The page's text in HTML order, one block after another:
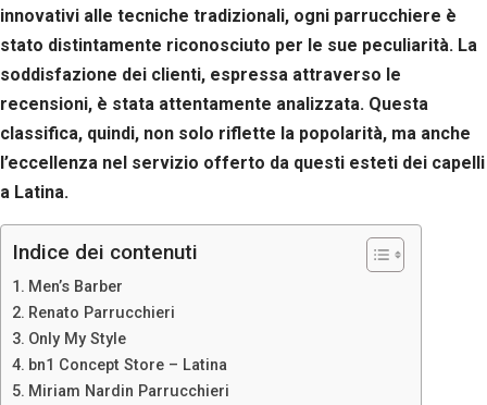
innovativi alle tecniche tradizionali, ogni parrucchiere è
stato distintamente riconosciuto per le sue peculiarità. La
soddisfazione dei clienti, espressa attraverso le
recensioni, è stata attentamente analizzata. Questa
classifica, quindi, non solo riflette la popolarità, ma anche
l’eccellenza nel servizio offerto da questi esteti dei capelli
a Latina.
Indice dei contenuti
Men’s Barber
Renato Parrucchieri
Only My Style
bn1 Concept Store – Latina
Miriam Nardin Parrucchieri
Se rifiuti
cookie,
alcune
funzioni del
sito non
saranno
disponibili.
Marketing
Condividendo i
tuo
comportamento
mentre visiti il
nostro sito,
aumenti le
possibilità di